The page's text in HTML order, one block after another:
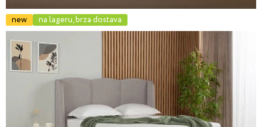
new na lageru, brza dostava